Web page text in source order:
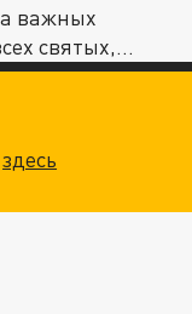
важных
святых,
здесь